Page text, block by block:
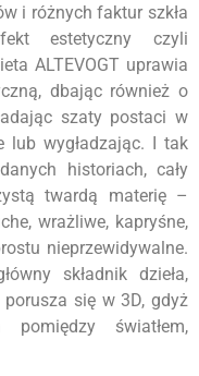
i różnych faktur szkła
estetyczny czyli
ALTEVOGT uprawia
dbając również o
szaty postaci w
lub wygładzając. I tak
historiach, cały
twardą materię –
wrażliwe, kapryśne,
nieprzewidywalne.
składnik dzieła,
się w 3D, gdyż
światłem,